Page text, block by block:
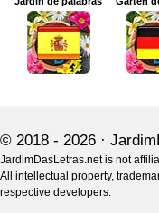
© 2018 - 2026 ·
JardimDasLetras.net is not
All intellectual property,
respective developers.